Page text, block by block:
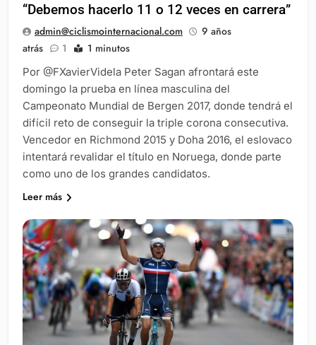
“Debemos hacerlo 11 o 12 veces en carrera”
admin@ciclismointernacional.com
9 años
atrás
1 1 minutos
Por @FXavierVidela Peter Sagan afrontará este
domingo la prueba en línea masculina del
Campeonato Mundial de Bergen 2017, donde tendrá el
difícil reto de conseguir la triple corona consecutiva.
Vencedor en Richmond 2015 y Doha 2016, el eslovaco
intentará revalidar el título en Noruega, donde parte
como uno de los grandes candidatos.
Leer más